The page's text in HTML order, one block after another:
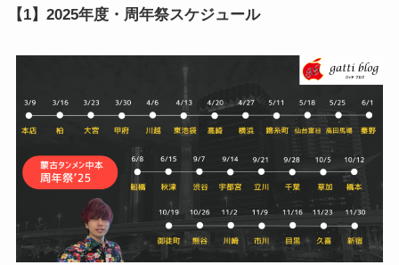
【1】2025年度・周年祭スケジュール